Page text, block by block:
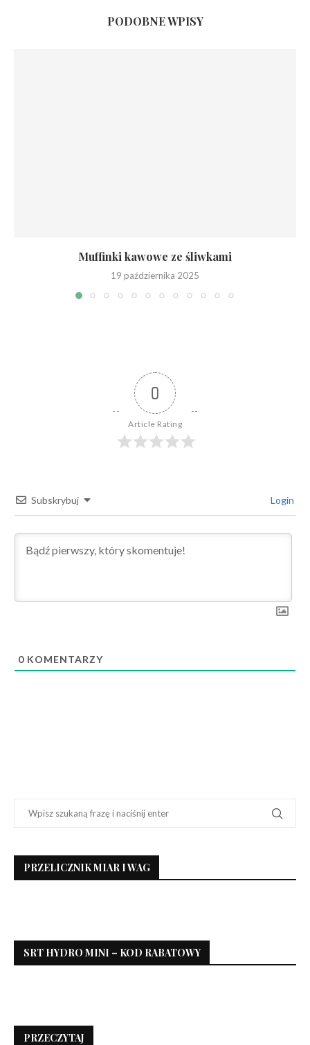
PODOBNE WPISY
Muffinki kawowe ze śliwkami
19 października 2025
0
Article Rating
Subskrybuj Login
0 KOMENTARZY
PRZELICZNIK MIAR I WAG
SRT HYDRO MINI – KOD RABATOWY
PRZECZYTAJ